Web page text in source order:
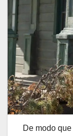
De modo que